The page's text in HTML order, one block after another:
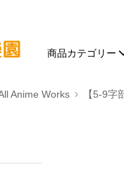
商品カテゴリー
Anime Works 【5-9字